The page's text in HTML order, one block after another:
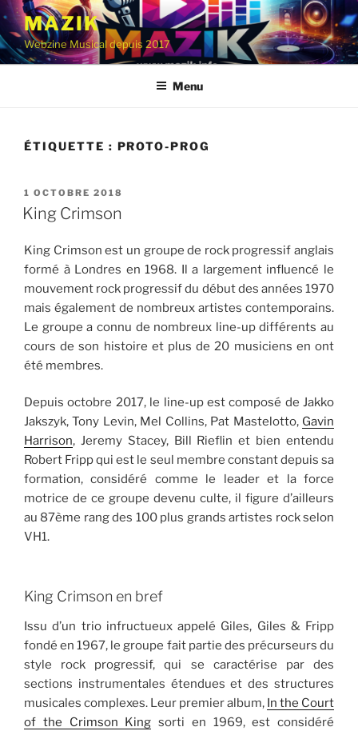
Aller
contenu
principal
MAZIK
Webzine Musical depuis 2017
Menu
ÉTIQUETTE : PROTO-PROG
PUBLIÉ
LE
1 OCTOBRE 2018
King Crimson
King Crimson est un groupe de rock progressif anglais
formé à Londres en 1968. Il a largement influencé le
mouvement rock progressif du début des années 1970
mais également de nombreux artistes contemporains.
Le groupe a connu de nombreux line-up différents au
cours de son histoire et plus de 20 musiciens en ont
été membres.
Depuis octobre 2017, le line-up est composé de Jakko
Jakszyk, Tony Levin, Mel Collins, Pat Mastelotto, Gavin
Harrison, Jeremy Stacey, Bill Rieflin et bien entendu
Robert Fripp qui est le seul membre constant depuis sa
formation, considéré comme le leader et la force
motrice de ce groupe devenu culte, il figure d’ailleurs
au 87ème rang des 100 plus grands artistes rock selon
VH1.
King Crimson en bref
Issu d’un trio infructueux appelé Giles, Giles & Fripp
fondé en 1967, le groupe fait partie des précurseurs du
style rock progressif, qui se caractérise par des
sections instrumentales étendues et des structures
musicales complexes. Leur premier album, In the Court
of the Crimson King sorti en 1969, est considéré